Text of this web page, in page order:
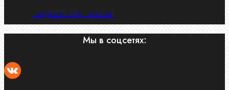
Латунный и бр. крепеж
Мы в соцсетях: